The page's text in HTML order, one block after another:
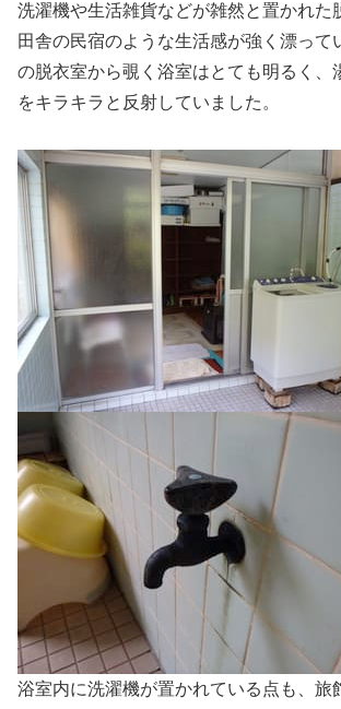
洗濯機や生活雑貨などが雑然と置かれた
田舎の民宿のような生活感が強く漂って
の脱衣室から覗く浴室はとても明るく、
をキラキラと反射していました。
浴室内に洗濯機が置かれている点も、旅